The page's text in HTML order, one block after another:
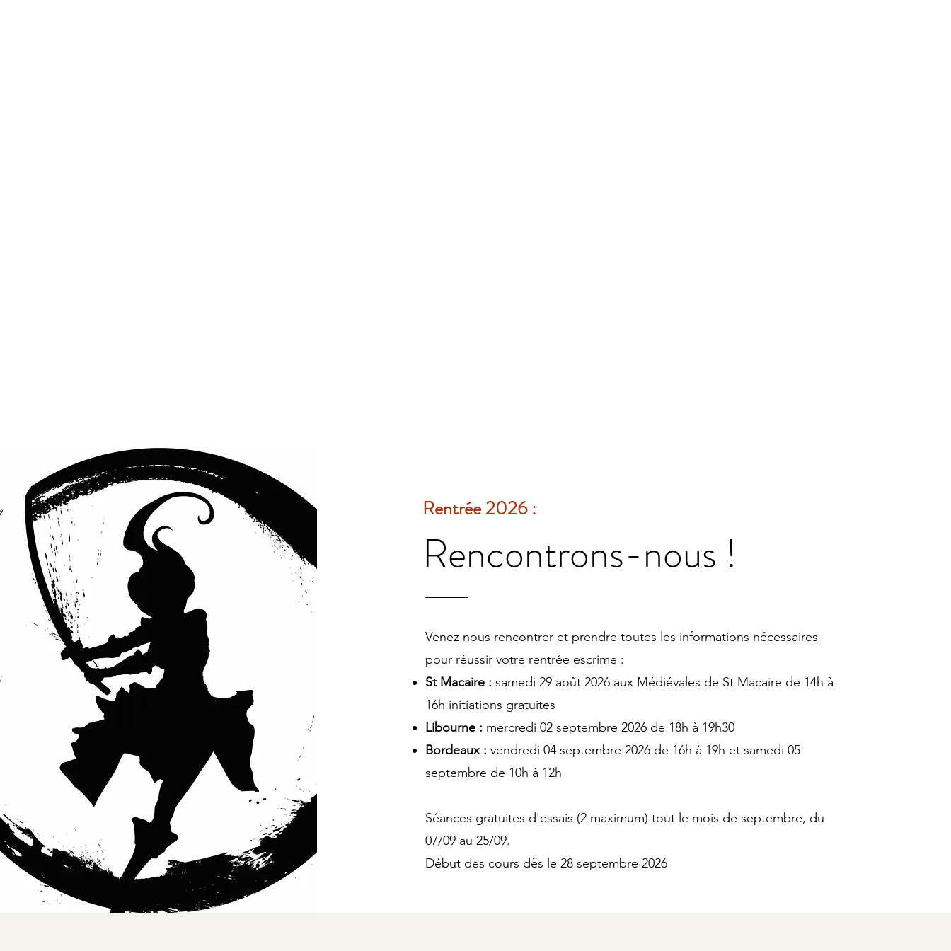
Rentrée 2026 :
Rencontrons-nous !
Venez nous rencontrer et prendre toutes les informations nécessaires
pour réussir votre rentrée escrime :
St Macaire : samedi 29 août 2026 aux Médiévales de St Macaire de 14h à
16h initiations gratuites
Libourne : mercredi 02 septembre 2026 de 18h à 19h30
Bordeaux : vendredi 04 septembre 2026 de 16h à 19h et samedi 05
septembre de 10h à 12h
Séances gratuites d'essais (2 maximum) tout le mois de septembre, du
07/09 au 25/09.
Début des cours dès le 28 septembre 2026